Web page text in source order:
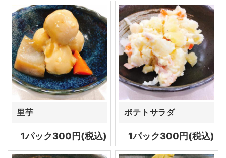
里芋
1パック300円(税込)
ポテトサラダ
1パック300円(税込)